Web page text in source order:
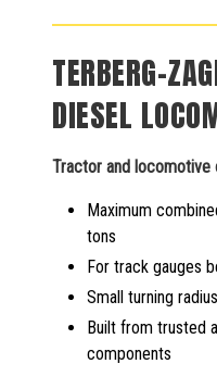
TERBERG-
DIESEL
Tractor and locomotive
Maximum
tons
For track gauges
Small turning
Built from trusted
components